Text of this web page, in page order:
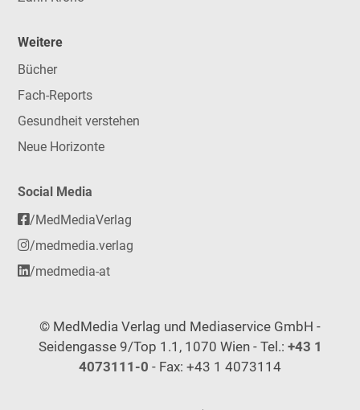
Weitere
Bücher
Fach-Reports
Gesundheit verstehen
Neue Horizonte
Social Media
/MedMediaVerlag
/medmedia.verlag
/medmedia-at
© MedMedia Verlag und Mediaservice GmbH -
Seidengasse 9/Top 1.1, 1070 Wien - Tel.: +43 1
4073111-0 - Fax: +43 1 4073114